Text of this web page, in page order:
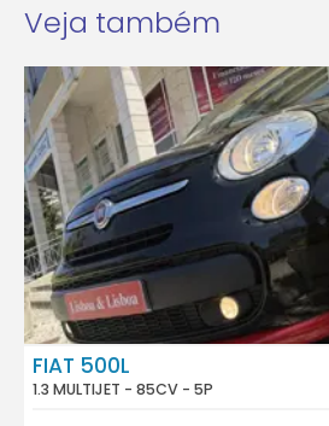
Veja também
FIAT 500L
1.3 MULTIJET - 85CV - 5P